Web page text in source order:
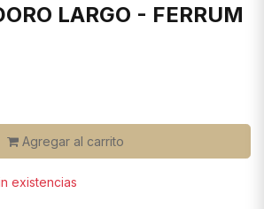
LARGO - FERRUM
Agregar al carrito
existencias